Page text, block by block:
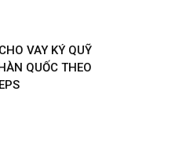
VAY KÝ QUỸ
QUỐC THEO